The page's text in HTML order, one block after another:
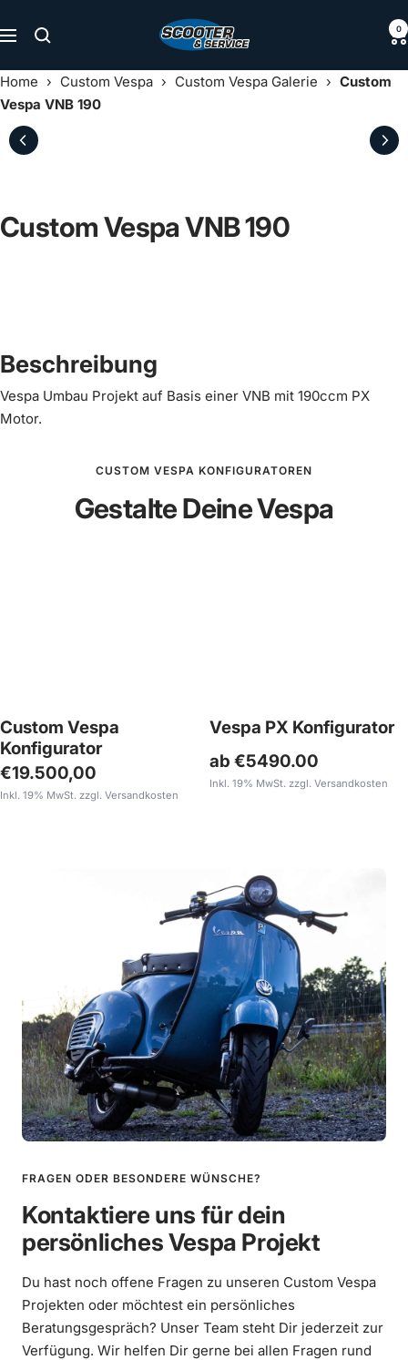
zum
Navigation
Scooter
Service
0
Home › Custom Vespa › Custom Vespa Galerie › Custom
Vespa VNB 190
Custom Vespa VNB 190
Beschreibung
Vespa Umbau Projekt auf Basis einer VNB mit 190ccm PX
Motor.
CUSTOM VESPA KONFIGURATOREN
Gestalte Deine Vespa
Custom Vespa
Konfigurator
Angebotspreis
€19.500,00
Inkl. 19% MwSt. zzgl. Versandkosten
Vespa PX Konfigurator
ab €5490.00
Inkl. 19% MwSt. zzgl. Versandkosten
FRAGEN ODER BESONDERE WÜNSCHE?
Kontaktiere uns für dein
persönliches Vespa Projekt
Du hast noch offene Fragen zu unseren Custom Vespa
Projekten oder möchtest ein persönliches
Beratungsgespräch? Unser Team steht Dir jederzeit zur
Verfügung. Wir helfen Dir gerne bei allen Fragen rund